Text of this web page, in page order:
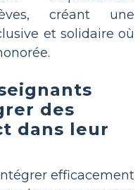
créant une
et solidaire où
des
dans leur
efficacement